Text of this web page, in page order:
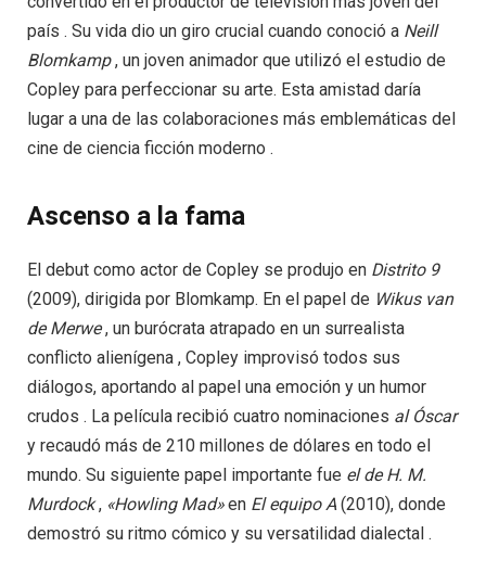
país . Su vida dio un giro crucial cuando conoció a Neill
Blomkamp, un joven animador que utilizó el estudio de
Copley para perfeccionar su arte. Esta amistad daría
lugar a una de las colaboraciones más emblemáticas del
cine de ciencia ficción moderno .
Ascenso a la fama
El debut como actor de Copley se produjo en Distrito 9
(2009), dirigida por Blomkamp. En el papel de Wikus van
deMerwe, un burócrata atrapado en un surrealista
conflicto alienígena , Copley improvisó todos sus
diálogos, aportando al papel una emoción y un humor
crudos . La película recibió cuatro nominaciones al Óscar
y recaudó más de 210 millones de dólares en todo el
mundo. Su siguiente papel importante fue el de H. M.
Murdock, «Howling Mad»en Elequipo A(2010), donde
demostró su ritmo cómico y su versatilidad dialectal .